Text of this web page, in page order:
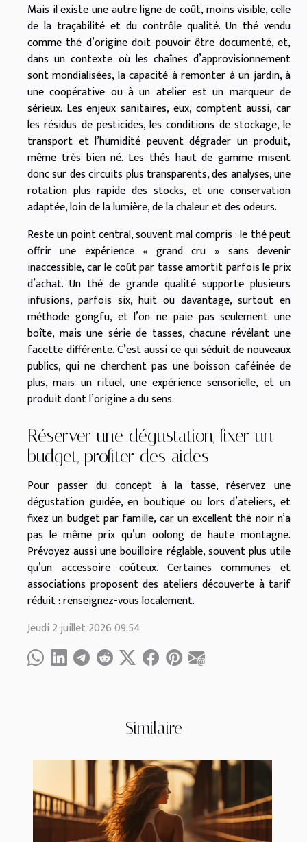
Similaire
Mais il existe une autre ligne de coût, moins visible, celle
de la traçabilité et du contrôle qualité. Un thé vendu
comme thé d’origine doit pouvoir être documenté, et,
dans un contexte où les chaînes d’approvisionnement
sont mondialisées, la capacité à remonter à un jardin, à
une coopérative ou à un atelier est un marqueur de
sérieux. Les enjeux sanitaires, eux, comptent aussi, car
les résidus de pesticides, les conditions de stockage, le
transport et l’humidité peuvent dégrader un produit,
même très bien né. Les thés haut de gamme misent
donc sur des circuits plus transparents, des analyses, une
rotation plus rapide des stocks, et une conservation
adaptée, loin de la lumière, de la chaleur et des odeurs.
Reste un point central, souvent mal compris : le thé peut
offrir une expérience « grand cru » sans devenir
inaccessible, car le coût par tasse amortit parfois le prix
d’achat. Un thé de grande qualité supporte plusieurs
infusions, parfois six, huit ou davantage, surtout en
méthode gongfu, et l’on ne paie pas seulement une
boîte, mais une série de tasses, chacune révélant une
facette différente. C’est aussi ce qui séduit de nouveaux
publics, qui ne cherchent pas une boisson caféinée de
plus, mais un rituel, une expérience sensorielle, et un
produit dont l’origine a du sens.
Réserver une dégustation, fixer un
budget, profiter des aides
Pour passer du concept à la tasse, réservez une
dégustation guidée, en boutique ou lors d’ateliers, et
fixez un budget par famille, car un excellent thé noir n’a
pas le même prix qu’un oolong de haute montagne.
Prévoyez aussi une bouilloire réglable, souvent plus utile
qu’un accessoire coûteux. Certaines communes et
associations proposent des ateliers découverte à tarif
réduit : renseignez-vous localement.
Jeudi 2 juillet 2026 09:54